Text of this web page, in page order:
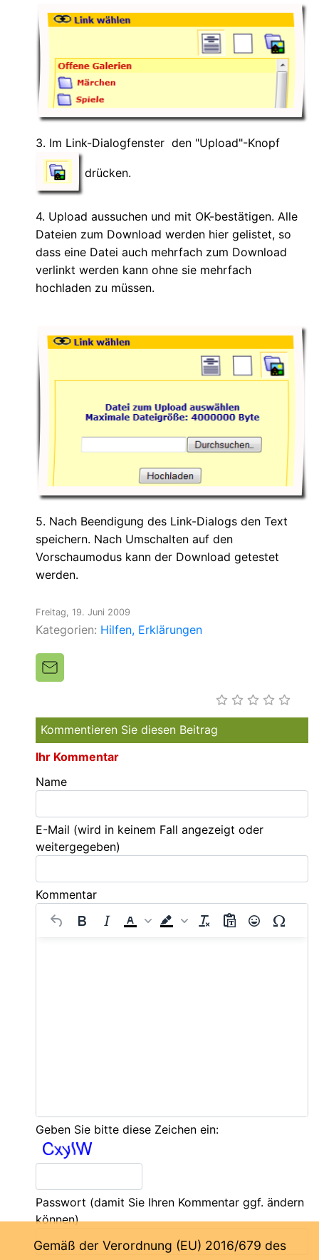
3. Im Link-Dialogfenster den "Upload"-Knopf
drücken.
4. Upload aussuchen und mit OK-bestätigen. Alle
Dateien zum Download werden hier gelistet, so
dass eine Datei auch mehrfach zum Download
verlinkt werden kann ohne sie mehrfach
hochladen zu müssen.
5. Nach Beendigung des Link-Dialogs den Text
speichern. Nach Umschalten auf den
Vorschaumodus kann der Download getestet
werden.
Freitag, 19. Juni 2009
Kategorien: Hilfen Erklärungen
Kommentieren Sie diesen Beitrag
Ihr Kommentar
Name
E-Mail (wird in keinem Fall angezeigt oder
weitergegeben)
Kommentar
Geben Sie bitte diese Zeichen ein:
Passwort (damit Sie Ihren Kommentar ggf. ändern
können)
Gemäß der Verordnung (EU) 2016/679 des